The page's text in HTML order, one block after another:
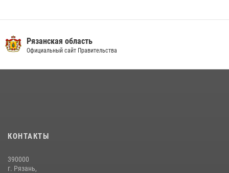
Рязанская область
Официальный сайт Правительства
КОНТАКТЫ
390000
г. Рязань,